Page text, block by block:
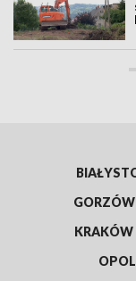
KRAKÓW